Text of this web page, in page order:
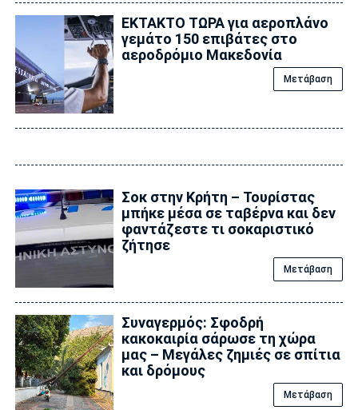
ΕΚΤΑΚΤΟ ΤΩΡΑ για αεροπλάνο
γεμάτο 150 επιβάτες στο
αεροδρόμιο Μακεδονία
Μετάβαση
Σοκ στην Κρήτη – Τουρίστας
μπήκε μέσα σε ταβέρνα και δεν
φαντάζεστε τι σοκαριστικό
ζήτησε
Μετάβαση
Συναγερμός: Σφοδρή
κακοκαιρία σάρωσε τη χώρα
μας – Μεγάλες ζημιές σε σπίτια
και δρόμους
Μετάβαση